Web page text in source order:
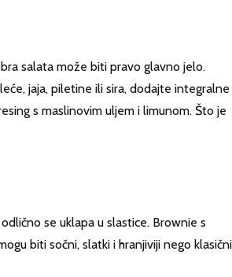
salata može biti pravo glavno jelo.
jaja, piletine ili sira, dodajte integralne
s maslinovim uljem i limunom. Što je
se uklapa u slastice. Brownie s
biti sočni, slatki i hranjiviji nego klasični